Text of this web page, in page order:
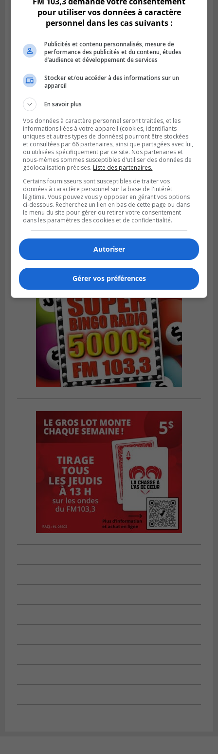
LONGUEUIL
Des jeunes ciblent la Montérégie pour
le Défi écrou de roue
Publié le 6 août 2026 à 05h39
La grenade du camping du lac Cristal était
inoffensive
pour utiliser vos données à caractère
personnel dans les cas suivants :
Publicités et contenu personnalisés, mesure de
performance des publicités et du contenu, études
d’audience et développement de services
Stocker et/ou accéder à des informations sur un
appareil
En savoir plus
Vos données à caractère personnel seront traitées, et les
informations liées à votre appareil (cookies, identifiants
uniques et autres types de données) pourront être stockées
et consultées par 66 partenaires, ainsi que partagées avec lui,
ou utilisées spécifiquement par ce site. Nos partenaires et
nous-mêmes sommes susceptibles d'utiliser des données de
géolocalisation précises. Liste des partenaires.
Certains fournisseurs sont susceptibles de traiter vos
données à caractère personnel sur la base de l'intérêt
légitime. Vous pouvez vous y opposer en gérant vos options
ci-dessous. Recherchez un lien en bas de cette page ou dans
le menu du site pour gérer ou retirer votre consentement
dans les paramètres des cookies et de confidentialité.
Autoriser
Gérer vos préférences